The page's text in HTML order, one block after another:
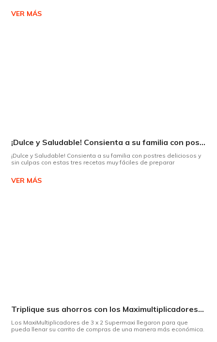
VER MÁS
¡Dulce y Saludable! Consienta a su familia con postres deliciosos y sin culpas
¡Dulce y Saludable! Consienta a su familia con postres deliciosos y
sin culpas con estas tres recetas muy fáciles de preparar
VER MÁS
Triplique sus ahorros con los Maximultiplicadores de Supermaxi
Los MaxiMultiplicadores de 3 x 2 Supermaxi llegaron para que
pueda llenar su carrito de compras de una manera más económica.